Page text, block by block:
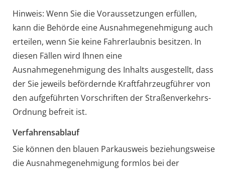
Hinweis: Wenn Sie die Voraussetzungen erfüllen,
kann die Behörde eine Ausnahmegenehmigung auch
erteilen, wenn Sie keine Fahrerlaubnis besitzen. In
diesen Fällen wird Ihnen eine
Ausnahmegenehmigung des Inhalts ausgestellt, dass
der Sie jeweils befördernde Kraftfahrzeugführer von
den aufgeführten Vorschriften der Straßenverkehrs-
Ordnung befreit ist.
Verfahrensablauf
Sie können den blauen Parkausweis beziehungsweise
die Ausnahmegenehmigung formlos bei der